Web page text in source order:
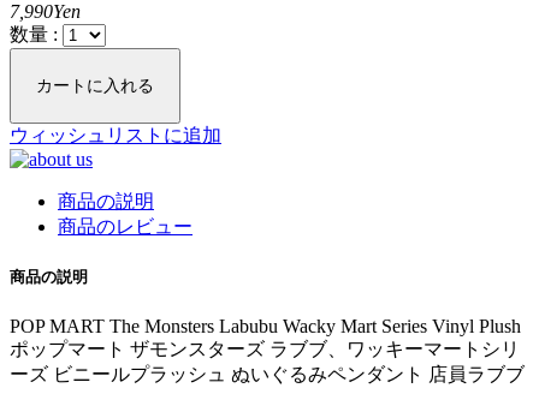
7,990Yen
数量 :
カートに入れる
ウィッシュリストに追加
商品の説明
商品のレビュー
商品の説明
POP MART The Monsters Labubu Wacky Mart Series Vinyl Plush
ポップマート ザモンスターズ ラブブ、ワッキーマートシリ
ーズ ビニールプラッシュ ぬいぐるみペンダント 店員ラブブ